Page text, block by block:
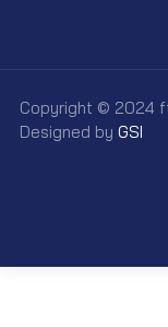
Copyright © 2024
Designed by GSI